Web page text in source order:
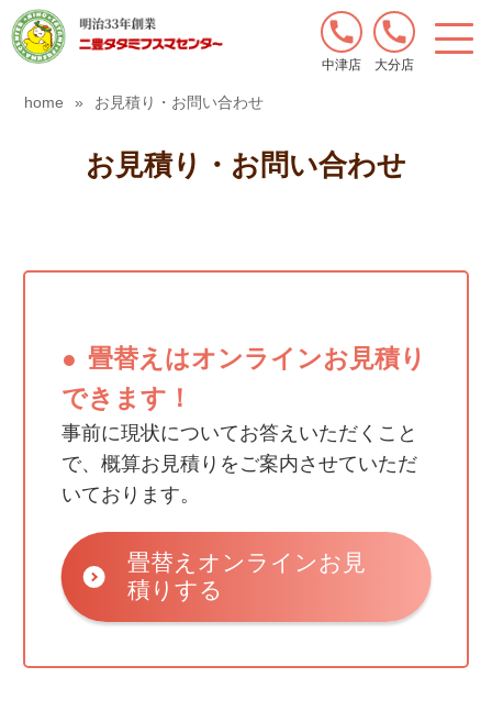
中津店 大分店
home » お見積り・お問い合わせ
お見積り・お問い合わせ
畳替えはオンラインお見積り
できます！
事前に現状についてお答えいただくこと
で、概算お見積りをご案内させていただ
いております。
畳替えオンラインお見
積りする